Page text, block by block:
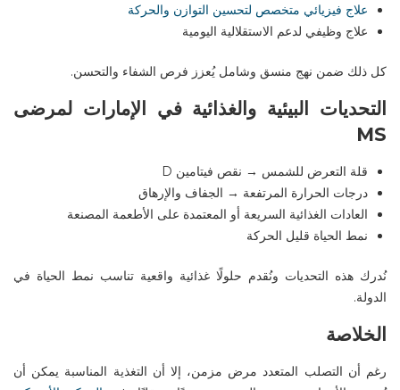
علاج فيزيائي متخصص لتحسين التوازن والحركة
علاج وظيفي لدعم الاستقلالية اليومية
كل ذلك ضمن نهج منسق وشامل يُعزز فرص الشفاء والتحسن.
التحديات البيئية والغذائية في الإمارات لمرضى
MS
قلة التعرض للشمس → نقص فيتامين
درجات الحرارة المرتفعة → الجفاف والإرهاق
العادات الغذائية السريعة أو المعتمدة على الأطعمة المصنعة
نمط الحياة قليل الحركة
نُدرك هذه التحديات ونُقدم حلولًا غذائية واقعية تناسب نمط الحياة في
الدولة.
الخلاصة
رغم أن التصلب المتعدد مرض مزمن، إلا أن التغذية المناسبة يمكن أن